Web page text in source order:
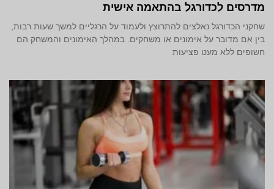
מדרסים לכדורגל בהתאמה אישית
שחקני הכדורגל נאלצים להתרוצץ ולעמוד על הרגליים למשך שעות רבות,
בין אם מדובר על אימונים או משחקים. במהלך האימונים והמשחק הם
חשופים ללא מעט פציעות